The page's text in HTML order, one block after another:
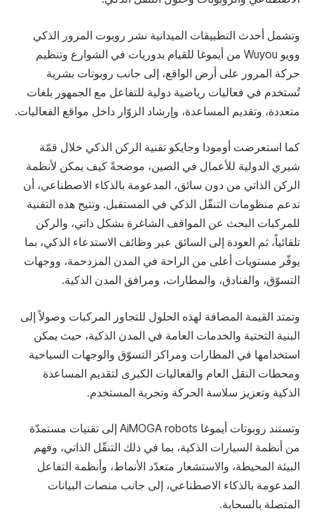
وتشمل أحدث التطبيقات الميدانية نشر روبوت المرور الذكي
وويو Wuyou من أيموغا للقيام بدوريات في الشوارع وتنظيم
حركة المرور على أرض الواقع، إلى جانب روبوتات بشرية
تُستخدم في فعاليات رياضية دولية للتفاعل مع الجمهور بلغات
متعددة، وتقديم المساعدة، وإرشاد الزوّار داخل مواقع الفعاليات.
كما استعرضت أومودا وجايكو تقنية الركن الذكي خلال قمّة
شيري الدولية للأعمال في الصين، موضحةً كيف يمكن لأنظمة
الركن الذاتي من دون سائق، المدعومة بالذكاء الاصطناعي، أن
تدعم منظومات التنقّل الذكي في المستقبل. وتتيح هذه التقنية
للمركبات البحث عن المواقف الشاغرة بشكل ذاتي، والركن
تلقائياً، ثم العودة إلى السائق عبر وظائف الاستدعاء الذكي، بما
يوفّر مستويات أعلى من الراحة في المدن المزدحمة، ووجهات
التسوّق، والفنادق، والمطارات، ومرافق المدن الذكية.
وتمتد القيمة المضافة لهذه الحلول للتجاوز المركبات وصولاً إلى
البنية التحتية والخدمات العامة في المدن الذكية، حيث يمكن
استخدامها في المطارات ومراكز التسوّق والوجهات السياحية
ومحطات النقل العام والفعاليات الكبرى لتقديم المساعدة
الذكية وتعزيز سلاسة الحركة وتجربة المستخدم.
وتستند روبوتات أيموغا AiMOGA robots إلى تقنيات مستمدّة
من أنظمة السيارات الذكية، بما في ذلك التنقّل الذاتي، وفهم
البيئة المحيطة، والاستشعار متعدّد الأنماط، وأنظمة التفاعل
المدعومة بالذكاء الاصطناعي، إلى جانب منصات البيانات
المتصلة بالسحابة.